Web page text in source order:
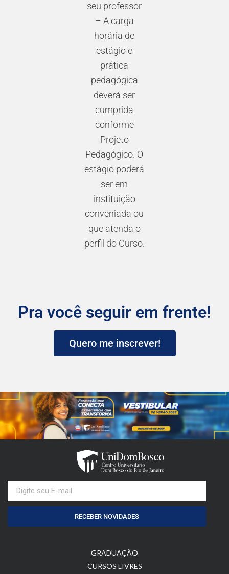
seu professor
– A carga
horária de
estágio e
prática
pedagógica
deverá ser
cumprida
conforme
Projeto
Pedagógico. O
estágio poderá
ser em
instituição
conveniada ou
que atenda o
perfil do Curso.
Pra você seguir em frente!
Quero me inscrever!
RECEBER NOVIDADES
GRADUAÇÃO
CURSOS LIVRES